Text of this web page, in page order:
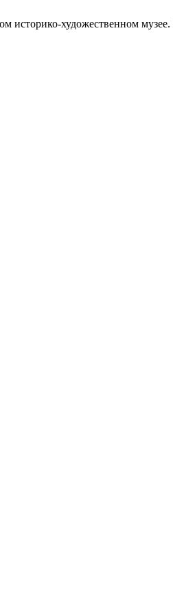
историко-художественном музее.